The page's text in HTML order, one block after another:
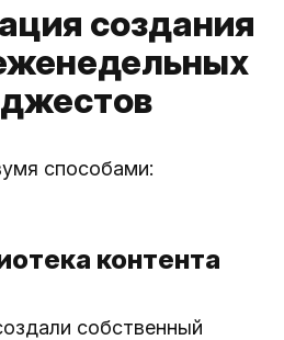
создания
способами:
контента
собственный